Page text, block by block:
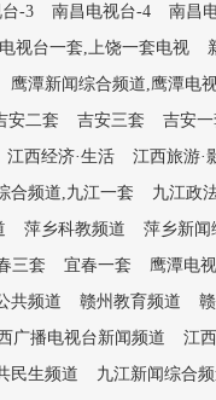
-3 南昌电视台-4
南昌
视台一套,上饶一套电视
鹰潭新闻综合频道,鹰潭电
安二套 吉安三套
吉安
江西经济·生活
江西旅游·
合频道,九江一套
九江政
萍乡科教频道
萍乡新闻
三套 宜春一套
鹰潭电
共频道 赣州教育频道
广播电视台新闻频道
江
民生频道
九江新闻综合